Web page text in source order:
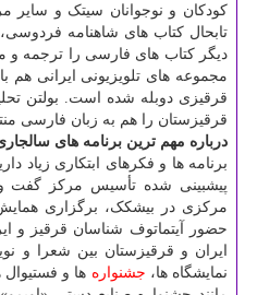
کودکان و نوجوانان سیتک و سایر
تابحال کتاب های شاهنامه
دیگر کتاب های فارسی را ترجمه و
مجموعه های تلویزیونی ایرانی هم
قرقیزی دوبله شده است. بولتن
قرقیزستان را هم به زبان فارسی
درباره مهم ترین برنامه های
برنامه ها و فکرهای ابتکاری زیاد
پیشبینی شده تأسیس مرکز گفت
مرکزی در بیشکک، برگزاری
حضور آیتماتوف شناسان قرقیز و
ایران و قرقیزستان بین شعرا و
نمایشگاه ها، جشنواره ها و